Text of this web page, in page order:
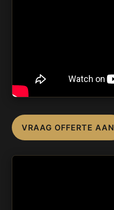
VRAAG OFFERTE AAN